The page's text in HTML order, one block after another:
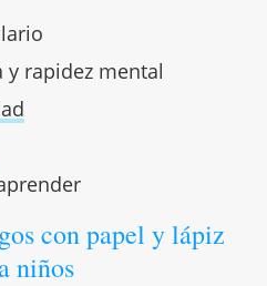
y rapidez mental
con papel y lápiz
niños